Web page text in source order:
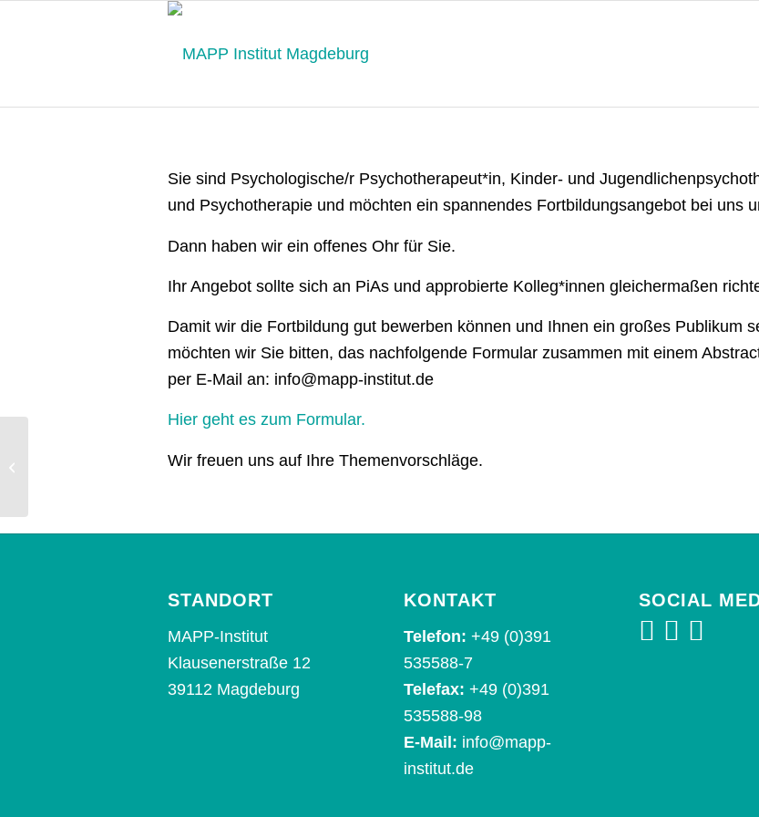
Sie sind Psychologische/r Psychotherapeut*in, Kinder- und
und Psychotherapie und möchten ein spannendes Fortbildungsangebot bei uns
Dann haben wir ein offenes Ohr für Sie.
Ihr Angebot sollte sich an PiAs und approbierte Kolleg*innen gleichermaßen
Damit wir die Fortbildung gut bewerben können und Ihnen ein großes Publikum
möchten wir Sie bitten, das nachfolgende Formular zusammen mit einem
per E-Mail an: info@mapp-institut.de
Hier geht es zum Formular.
Wir freuen uns auf Ihre Themenvorschläge.
STANDORT
MAPP-Institut
Klausenerstraße 12
39112 Magdeburg
KONTAKT
Telefon: +49 (0)391
535588-7
Telefax: +49 (0)391
535588-98
E-Mail: info@mapp-
institut.de
SOCIAL
Arbeiten als Supervisor*in oder